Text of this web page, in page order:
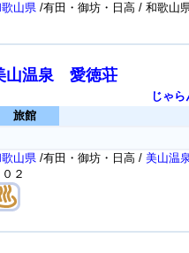
山県 /有田・御坊・日高 / 和歌山
山温泉 愛徳荘
じゃら
旅館
山県 /有田・御坊・日高 / 美山
０２